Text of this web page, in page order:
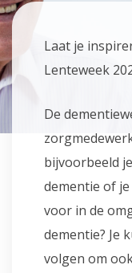
Laat je
Lenteweek
De
bijvoorbeeld
dementie of
voor in de
dementie? Je
volgen om